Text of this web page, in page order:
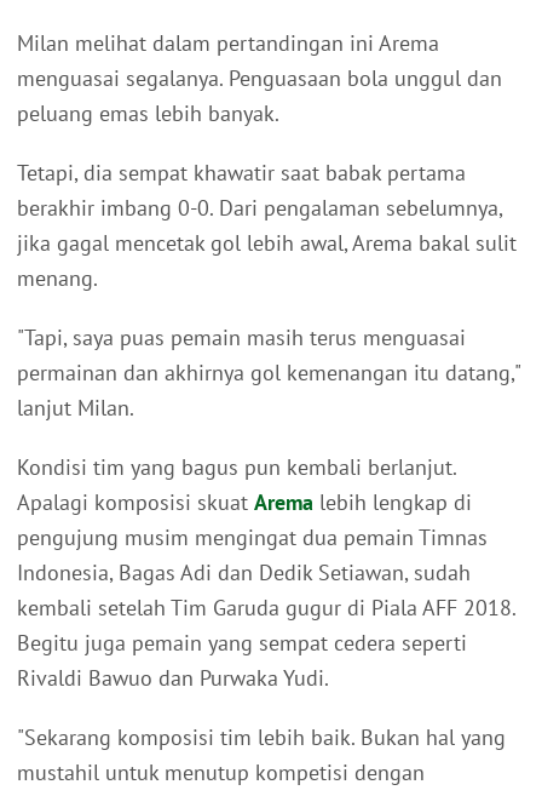
Milan melihat dalam pertandingan ini Arema
menguasai segalanya. Penguasaan bola unggul dan
peluang emas lebih banyak.
Tetapi, dia sempat khawatir saat babak pertama
berakhir imbang 0-0. Dari pengalaman sebelumnya,
jika gagal mencetak gol lebih awal, Arema bakal sulit
menang.
"Tapi, saya puas pemain masih terus menguasai
permainan dan akhirnya gol kemenangan itu datang,"
lanjut Milan.
Kondisi tim yang bagus pun kembali berlanjut.
Apalagi komposisi skuat Arema lebih lengkap di
pengujung musim mengingat dua pemain Timnas
Indonesia, Bagas Adi dan Dedik Setiawan, sudah
kembali setelah Tim Garuda gugur di Piala AFF 2018.
Begitu juga pemain yang sempat cedera seperti
Rivaldi Bawuo dan Purwaka Yudi.
"Sekarang komposisi tim lebih baik. Bukan hal yang
mustahil untuk menutup kompetisi dengan